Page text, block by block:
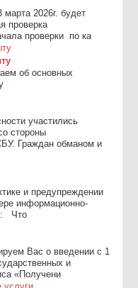
2026г. будет
проверка
проверки по ка
об основных
участились
стороны
Граждан обманом и
и предупреждении
информационно-
Что
Вас о введении с 1
и
«Получени